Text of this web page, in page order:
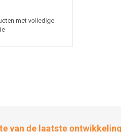
met volledige
van de laatste